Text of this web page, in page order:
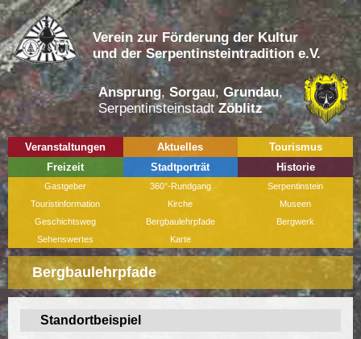
Verein zur Förderung der Kultur
und der Serpentinsteintradition e.V.
Ansprung, Sorgau, Grundau,
Serpentinsteinstadt Zöblitz
Veranstaltungen Aktuelles
Tourismus
Freizeit
Stadtporträt Historie
Gastgeber 360°-Rundgang
Serpentinstein
Touristinformation
Kirche
Museen
Geschichtsweg
Bergbaulehrpfade
Bergwerk
Sehenswertes
Karte
Bergbaulehrpfade
Standortbeispiel